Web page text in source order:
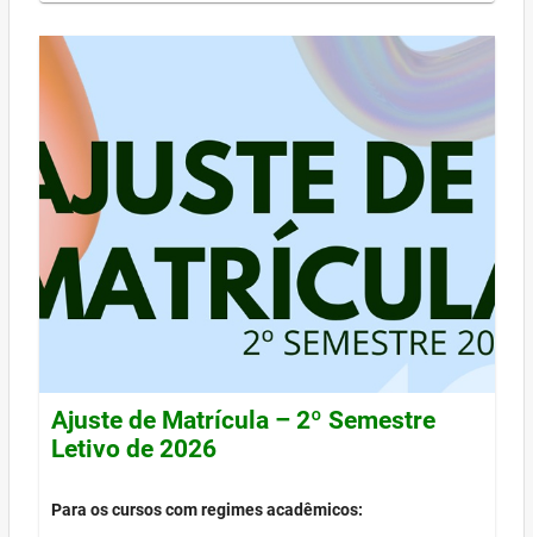
Ajuste de Matrícula – 2º Semestre
Letivo de 2026
Para os cursos com regimes acadêmicos: